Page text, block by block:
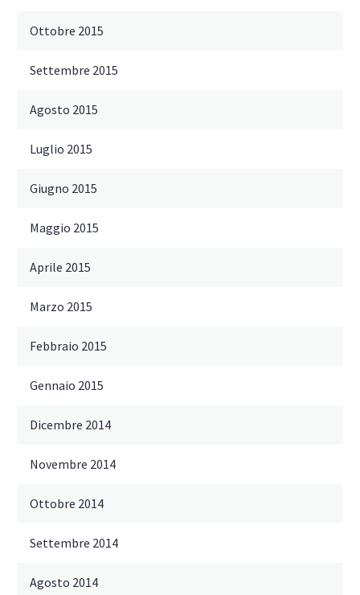
Ottobre 2015
Settembre 2015
Agosto 2015
Luglio 2015
Giugno 2015
Maggio 2015
Aprile 2015
Marzo 2015
Febbraio 2015
Gennaio 2015
Dicembre 2014
Novembre 2014
Ottobre 2014
Settembre 2014
Agosto 2014